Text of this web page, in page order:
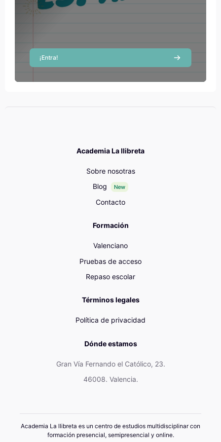
Profesor
¡Entra!
Academia La llibreta
Sobre nosotras
Blog
New
Contacto
Formación
Valenciano
Pruebas de acceso
Repaso escolar
Términos legales
Política de privacidad
Dónde estamos
Gran Vía Fernando el Católico, 23.
46008. Valencia.
Academia La llibreta es un centro de estudios multidisciplinar con
formación presencial, semipresencial y online.